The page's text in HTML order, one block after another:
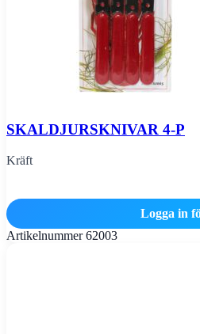
SKALDJURSKNIVAR 4-P
Kräft
Logga in
Artikelnummer62003